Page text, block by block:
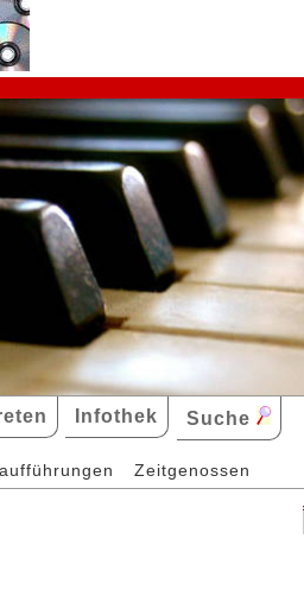
Infothek Suche
Zeitgenossen